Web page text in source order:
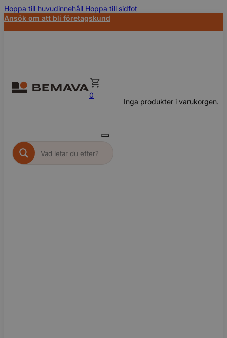
Hoppa till huvudinnehåll Hoppa till sidfot
Ansök om att bli företagskund
0
Inga produkter i varukorgen.